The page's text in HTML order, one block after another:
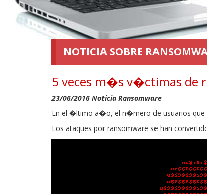
NOTICIA SOBRE
5 veces m�s v�ctimas de
23/06/2016 Noticia Ransomware
En el �ltimo a�o, el n�mero de usuarios que
Los ataques por ransomware se han